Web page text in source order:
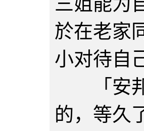
於在老家
小对待自
「安邦
的，等久